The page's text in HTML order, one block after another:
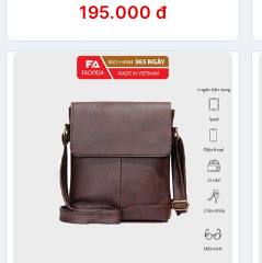
195.000 đ